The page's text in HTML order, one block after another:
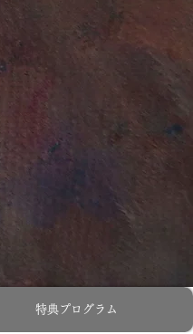
特典プログラム